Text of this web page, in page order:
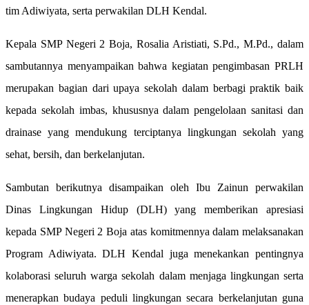
tim Adiwiyata, serta perwakilan DLH Kendal.
Kepala SMP Negeri 2 Boja, Rosalia Aristiati, S.Pd., M.Pd., dalam
sambutannya menyampaikan bahwa kegiatan pengimbasan PRLH
merupakan bagian dari upaya sekolah dalam berbagi praktik baik
kepada sekolah imbas, khususnya dalam pengelolaan sanitasi dan
drainase yang mendukung terciptanya lingkungan sekolah yang
sehat, bersih, dan berkelanjutan.
Sambutan berikutnya disampaikan oleh Ibu Zainun perwakilan
Dinas Lingkungan Hidup (DLH) yang memberikan apresiasi
kepada SMP Negeri 2 Boja atas komitmennya dalam melaksanakan
Program Adiwiyata. DLH Kendal juga menekankan pentingnya
kolaborasi seluruh warga sekolah dalam menjaga lingkungan serta
menerapkan budaya peduli lingkungan secara berkelanjutan guna